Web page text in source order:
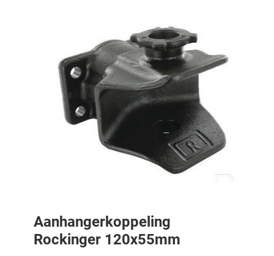
Aanhangerkoppeling
Rockinger 120x55mm
Aanhangerkoppeling Rockinger